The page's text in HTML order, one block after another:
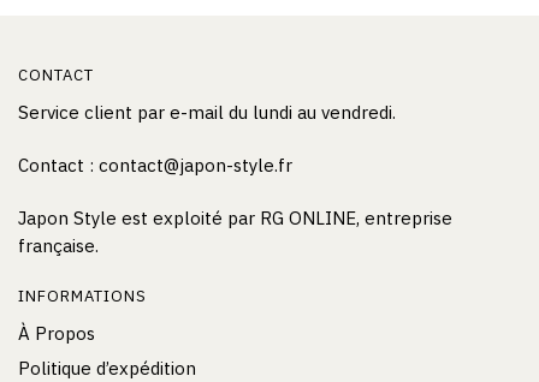
CONTACT
Service client par e-mail du lundi au vendredi.
Contact : contact@japon-style.fr
Japon Style est exploité par RG ONLINE, entreprise
française.
INFORMATIONS
À Propos
Politique d’expédition